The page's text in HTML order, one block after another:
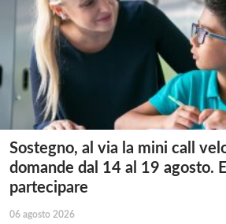
Sostegno, al via la mini call
domande dal 14 al 19 agosto.
partecipare
06 agosto 2026